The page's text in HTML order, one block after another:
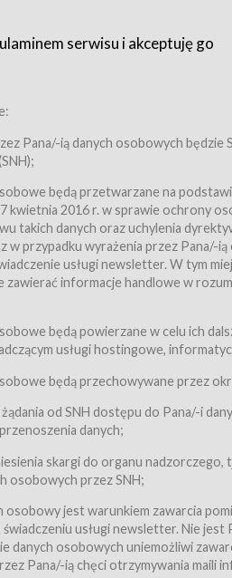
potwierdzające zawarcie umowy z
zawarcie umowy z
dla danego Wydarzenia, tj.
i koncertach;
przez Usługodawcę w Serwisie;
Usług przez Usługodawcę, z
odrębne regulaminy,
danych osobowych
następujące
usług drogą elektroniczną (Dz.U. z
przez Usługobiorców
umów nabycia Karnetów i Biletów,
umów sprzedaży w Sklepie.
drogą elektroniczną w rozumieniu
z późń. zm.). Usługi świadczone są
serwisu i akceptuję go
Pana/-ią danych osobowych
będą przetwarzane na
kwietnia 2016 r. w sprawie ochrony
takich danych oraz uchylenia
w przypadku wyrażenia przez Pana/-
usługi newsletter. W tym
informacje handlowe w
będą powierzane w celu ich
usługi hostingowe,
będą przechowywane przez
od SNH dostępu do Pana/-i
danych;
skargi do organu
osobowych przez SNH;
osobowy jest warunkiem zawarcia
usługi newsletter. Nie
danych osobowych uniemożliwi
Pana/-ią chęci otrzymywania maili